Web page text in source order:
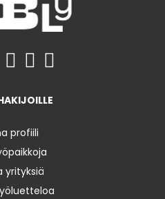
profiili
yrityksiä